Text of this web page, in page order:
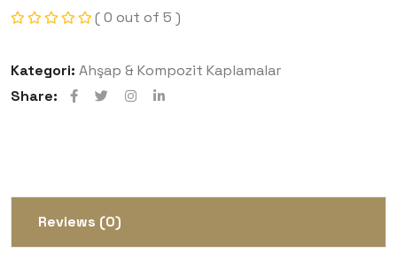
( 0 out of 5 )
Kategori: Ahşap & Kompozit Kaplamalar
Share:
Reviews (0)